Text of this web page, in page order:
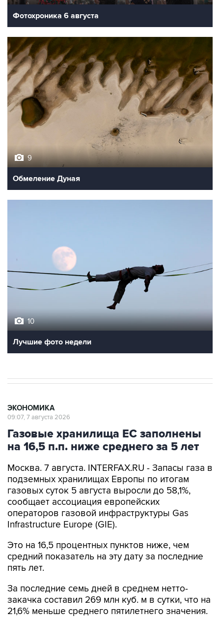
Фотохроника 6 августа
9
Обмеление Дуная
10
Лучшие фото недели
ЭКОНОМИКА
09:07, 7 августа 2026
Газовые хранилища ЕС заполнены
на 16,5 п.п. ниже среднего за 5 лет
Москва. 7 августа. INTERFAX.RU - Запасы газа в
подземных хранилищах Европы по итогам
газовых суток 5 августа выросли до 58,1%,
сообщает ассоциация европейских
операторов газовой инфраструктуры Gas
Infrastructure Europe (GIE).
Это на 16,5 процентных пунктов ниже, чем
средний показатель на эту дату за последние
пять лет.
За последние семь дней в среднем нетто-
закачка составил 269 млн куб. м в сутки, что на
21,6% меньше среднего пятилетнего значения.